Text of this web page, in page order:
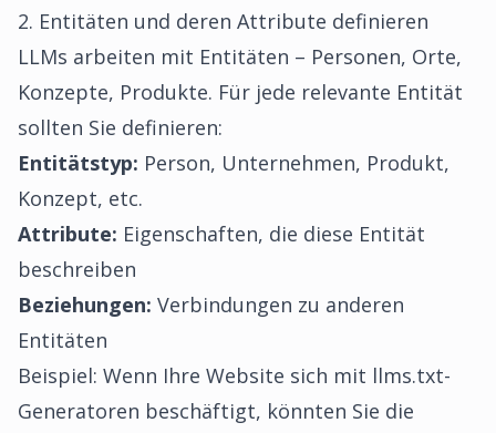
2. Entitäten und deren Attribute definieren
LLMs arbeiten mit Entitäten – Personen, Orte,
Konzepte, Produkte. Für jede relevante Entität
sollten Sie definieren:
Entitätstyp: Person, Unternehmen, Produkt,
Konzept, etc.
Attribute: Eigenschaften, die diese Entität
beschreiben
Beziehungen: Verbindungen zu anderen
Entitäten
Beispiel: Wenn Ihre Website sich mit llms.txt-
Generatoren beschäftigt, könnten Sie die